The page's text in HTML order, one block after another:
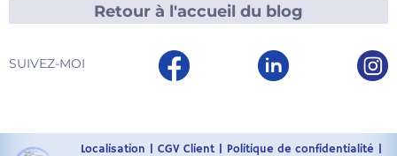
Retour à l'accueil du blog
SUIVEZ-MOI
Localisation CGV Client| Politique de confidentialité|